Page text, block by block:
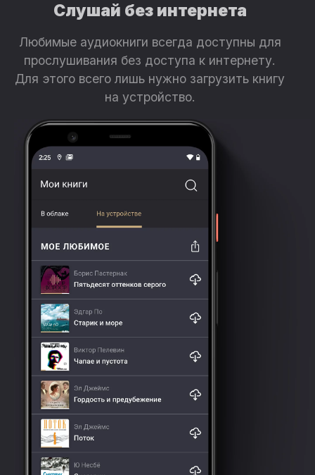
Слушай без интернета
Любимые аудиокниги всегда доступны для
прослушивания без доступа к интернету.
Для этого всего лишь нужно загрузить книгу
на устройство.